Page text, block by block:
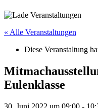
« Alle Veranstaltungen
Diese Veranstaltung
Eulenklasse